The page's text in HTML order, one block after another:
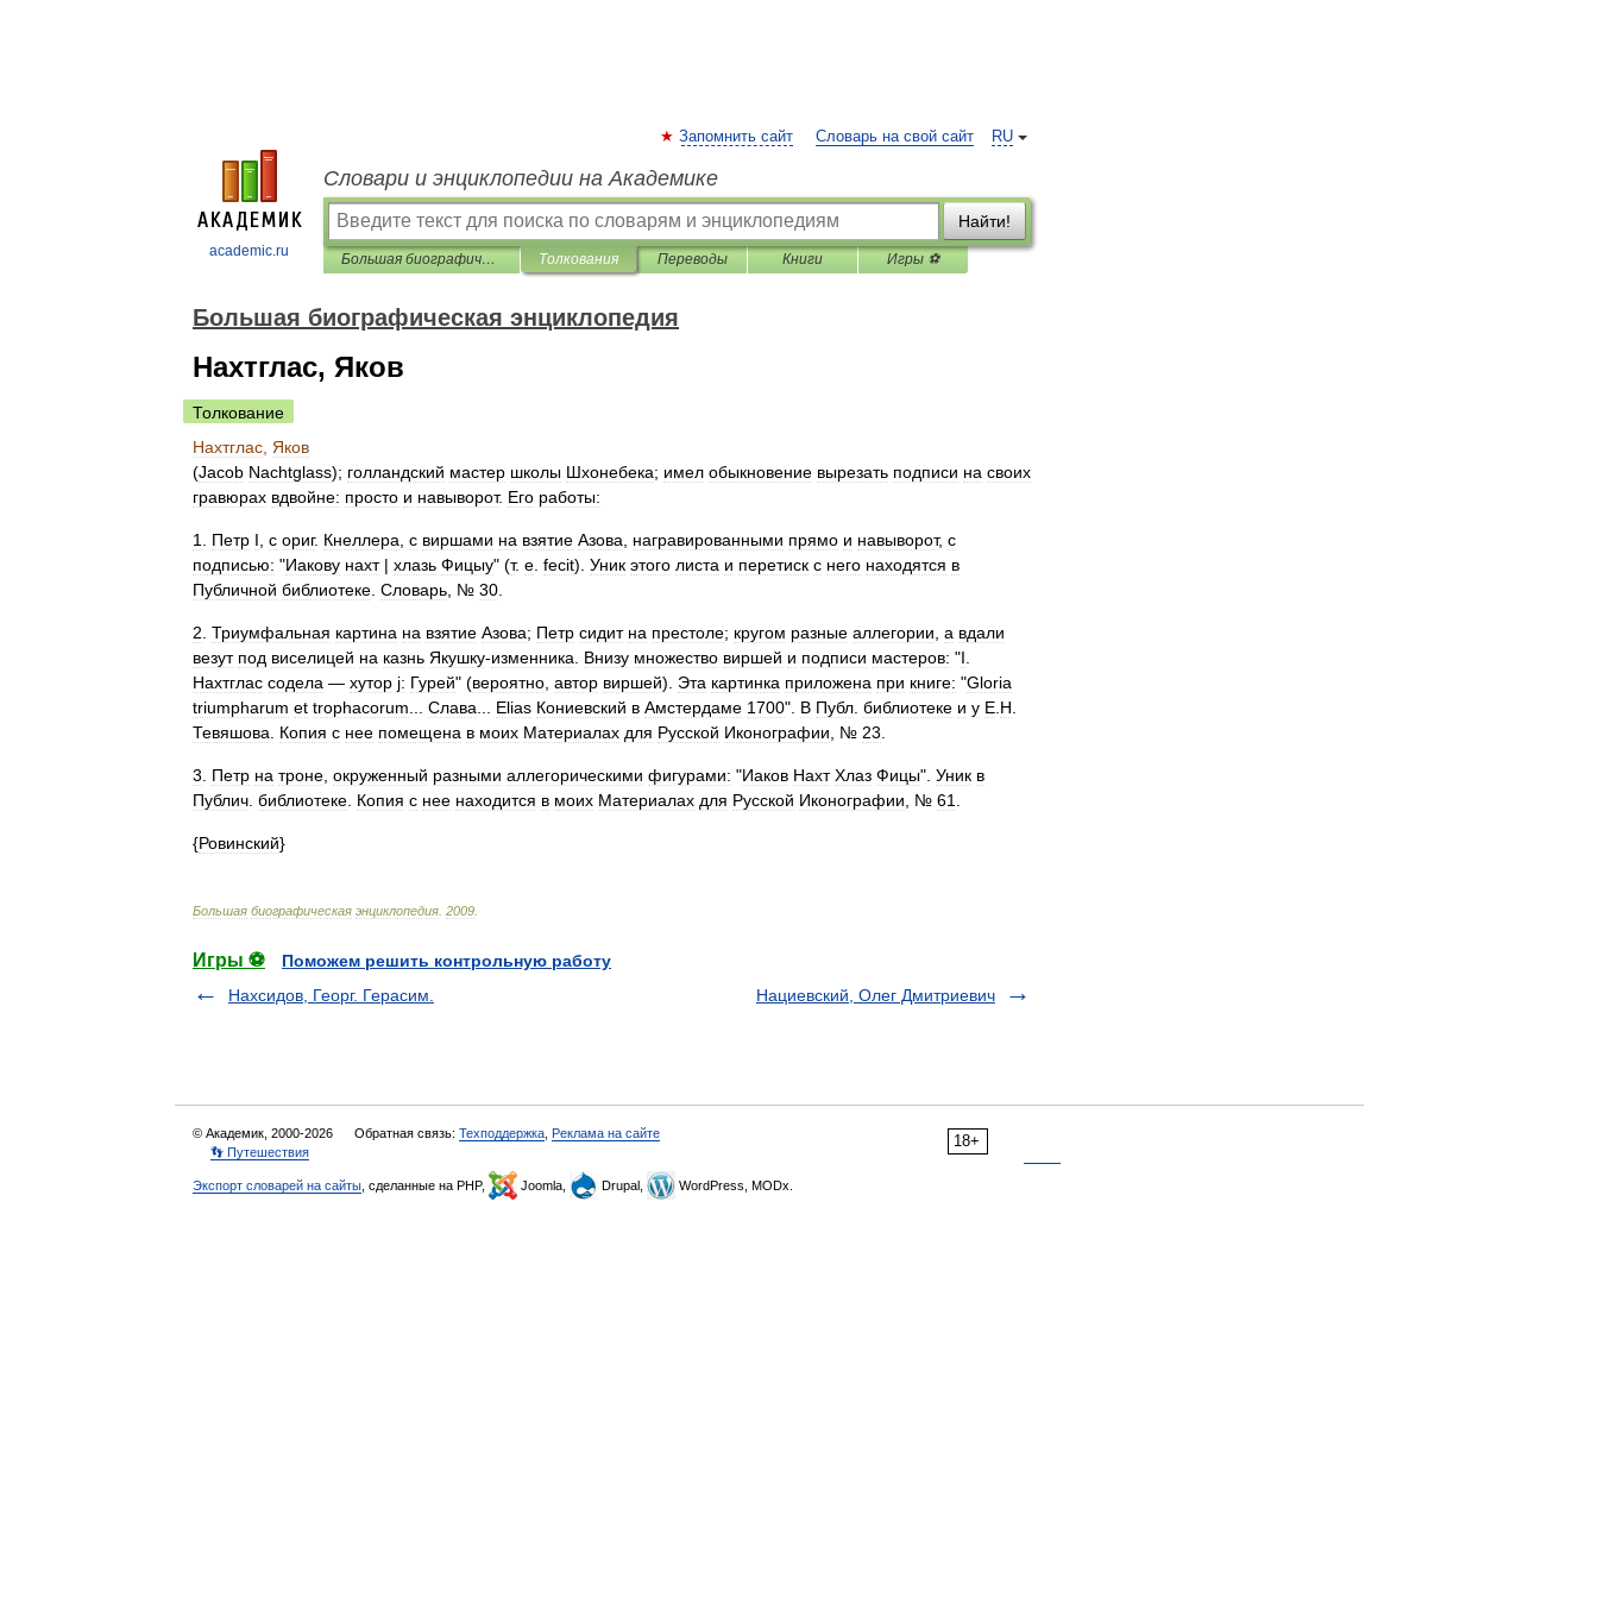
academic.ru
RU
Запомнить сайт Словарь на свой сайт
Словари и энциклопедии на Академике
Найти!
Большая биографическая энциклопедия Толкования Переводы Книги Игры ⚽
Большая биографическая энциклопедия
Нахтглас, Яков
Толкование
Нахтглас Яков
(Jacob Nachtglass); голландский мастер школы Шхонебека; имел обыкновение вырезать подписи на своих
гравюрах вдвойне: просто и навыворот. Его работы:
1 Петр I с ориг. Кнеллера с виршами на взятие Азова награвированными прямо и навыворот, с
подписью: "Иакову нахт| хлазь Фицыу" (т. е fecit). Уник этого листа и перетиск с него находятся в
Публичной библиотеке Словарь , № 30
2 Триумфальная картина на взятие Азова; Петр сидит на престоле; кругом разные аллегории a вдали
везут под виселицей на казнь Якушку-изменника Внизу множество виршей и подписи мастеров: "I
Нахтглас содела — хутор j: Гурей" (вероятно автор виршей). Эта картинка приложена при книге: "Gloria
triumpharum et trophacorum Слава Elias Кониевский в Амстердаме 1700". В Публ библиотеке и y Е Н
Тевяшова
Копия с нее помещена в моих Материалах для Русской Иконографии , № 23
3 Петр на троне окруженный разными аллегорическими фигурами: "Иаков Нахт Хлаз Фицы". Уник в
Публич библиотеке Копия с нее находится в моих Материалах для Русской Иконографии , № 61
{Ровинский}
Большая биографическая энциклопедия 2009
Игры ⚽
Поможем решить контрольную работу
Нахсидов, Георг. Герасим.
Нациевский, Олег Дмитриевич
18+
© Академик, 2000-2026 Обратная связь: Техподдержка Реклама на сайте
👣 Путешествия
Экспорт словарей на сайты , сделанные на PHP, Joomla, Drupal, WordPress, MODx.